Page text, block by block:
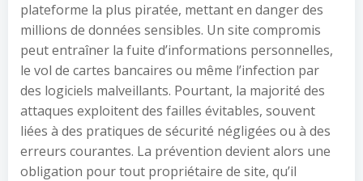
plateforme la plus piratée, mettant en danger des
millions de données sensibles. Un site compromis
peut entraîner la fuite d’informations personnelles,
le vol de cartes bancaires ou même l’infection par
des logiciels malveillants. Pourtant, la majorité des
attaques exploitent des failles évitables, souvent
liées à des pratiques de sécurité négligées ou à des
erreurs courantes. La prévention devient alors une
obligation pour tout propriétaire de site, qu’il